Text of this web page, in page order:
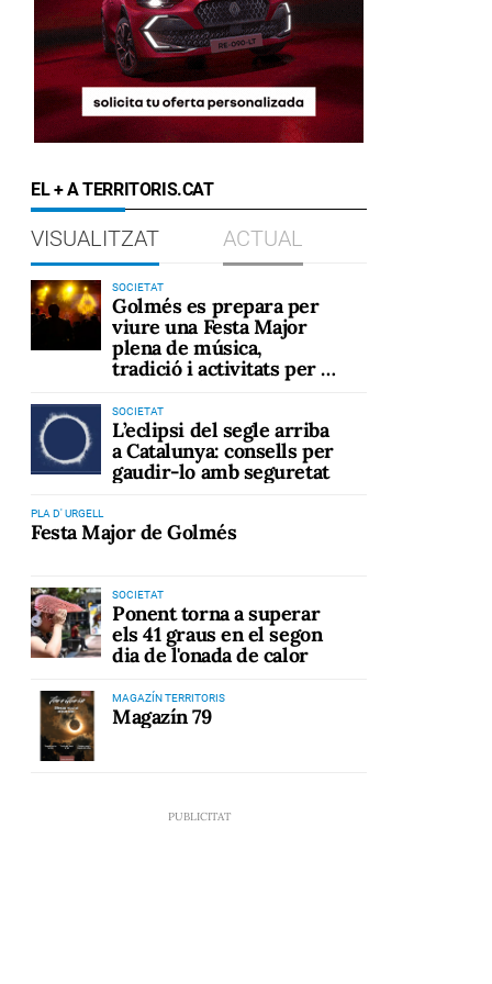
EL + A TERRITORIS.CAT
VISUALITZAT ACTUAL
SOCIETAT
Golmés es prepara per
viure una Festa Major
plena de música,
tradició i activitats per a
SOCIETAT
L’eclipsi del segle arriba
a Catalunya: consells per
gaudir-lo amb seguretat
PLA D' URGELL
Festa Major de Golmés
SOCIETAT
Ponent torna a superar
els 41 graus en el segon
dia de l'onada de calor
MAGAZÍN TERRITORIS
Magazín 79